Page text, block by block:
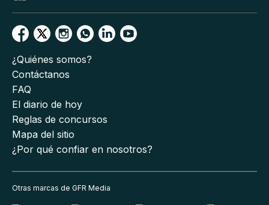
¿Quiénes somos?
Contáctanos
FAQ
El diario de hoy
Reglas de concursos
Mapa del sitio
¿Por qué confiar en nosotros?
Otras marcas de GFR Media